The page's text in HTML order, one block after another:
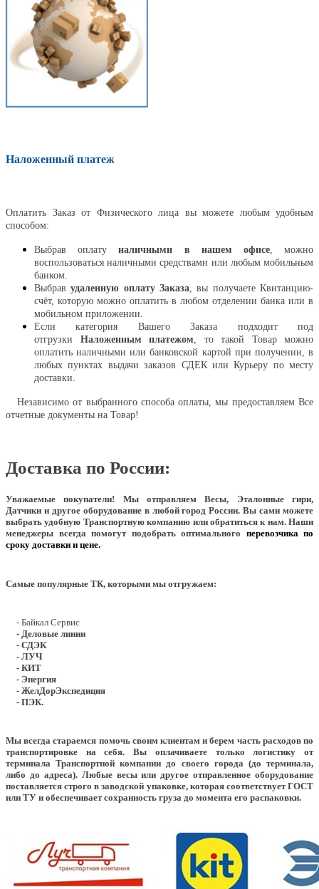
Наложенный платеж
Оплатить Заказ от Физического лица вы можете любым удобным
способом:
Выбрав оплатуналичными в нашем офисе, можно
воспользоваться наличными средствами или любым мобильным
банком.
Выбравудаленную оплату Заказа , вы получаете Квитанцию-
счёт, которую можно оплатить в любом отделении банка или в
мобильном приложении.
Если категория Вашего Заказа подходит под
отгрузки Наложенным платежом , то такой Товар можно
оплатить наличными или банковской картой при получении, в
любых пунктах выдачи заказов СДЕК или Курьеру по месту
доставки.
Независимо от выбранного способа оплаты, мы предоставляем Все
отчетные документы на Товар!
Доставка по России:
Уважаемые покупатели! Мы отправляем Весы, Эталонные гири,
Датчики и другое оборудование в любой город России. Вы сами можете
выбрать удобную Транспортную компанию или обратиться к нам. Наши
менеджеры всегда помогут подобрать оптимального перевозчика по
сроку доставки и цене.
Самые популярные ТК, которыми мы отгружаем:
- Байкал Сервис
- Деловые линии
- СДЭК
- ЛУЧ
- КИТ
- Энергия
- ЖелДорЭкспедиция
- ПЭК.
Мы всегда стараемся помочь своим клиентам и берем часть расходов по
транспортировке на себя. Вы оплачиваете только логистику от
терминала Транспортной компании до своего города (до терминала,
либо до адреса). Любые весы или другое отправленное оборудование
поставляется строго в заводской упаковке, которая соответствует ГОСТ
или ТУ и обеспечивает сохранность груза до момента его распаковки.